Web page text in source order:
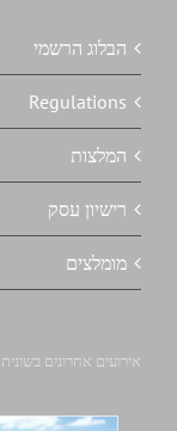
הבלוג הרשמי
Regulations
המלצות
רישיון עסק
מומלצים
אירועים אחרונים בשונית